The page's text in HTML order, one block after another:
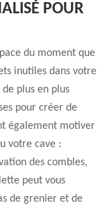
POUR
du moment que
inutiles dans votre
plus en plus
pour créer de
également motiver
votre cave :
des combles,
peut vous
de grenier et de